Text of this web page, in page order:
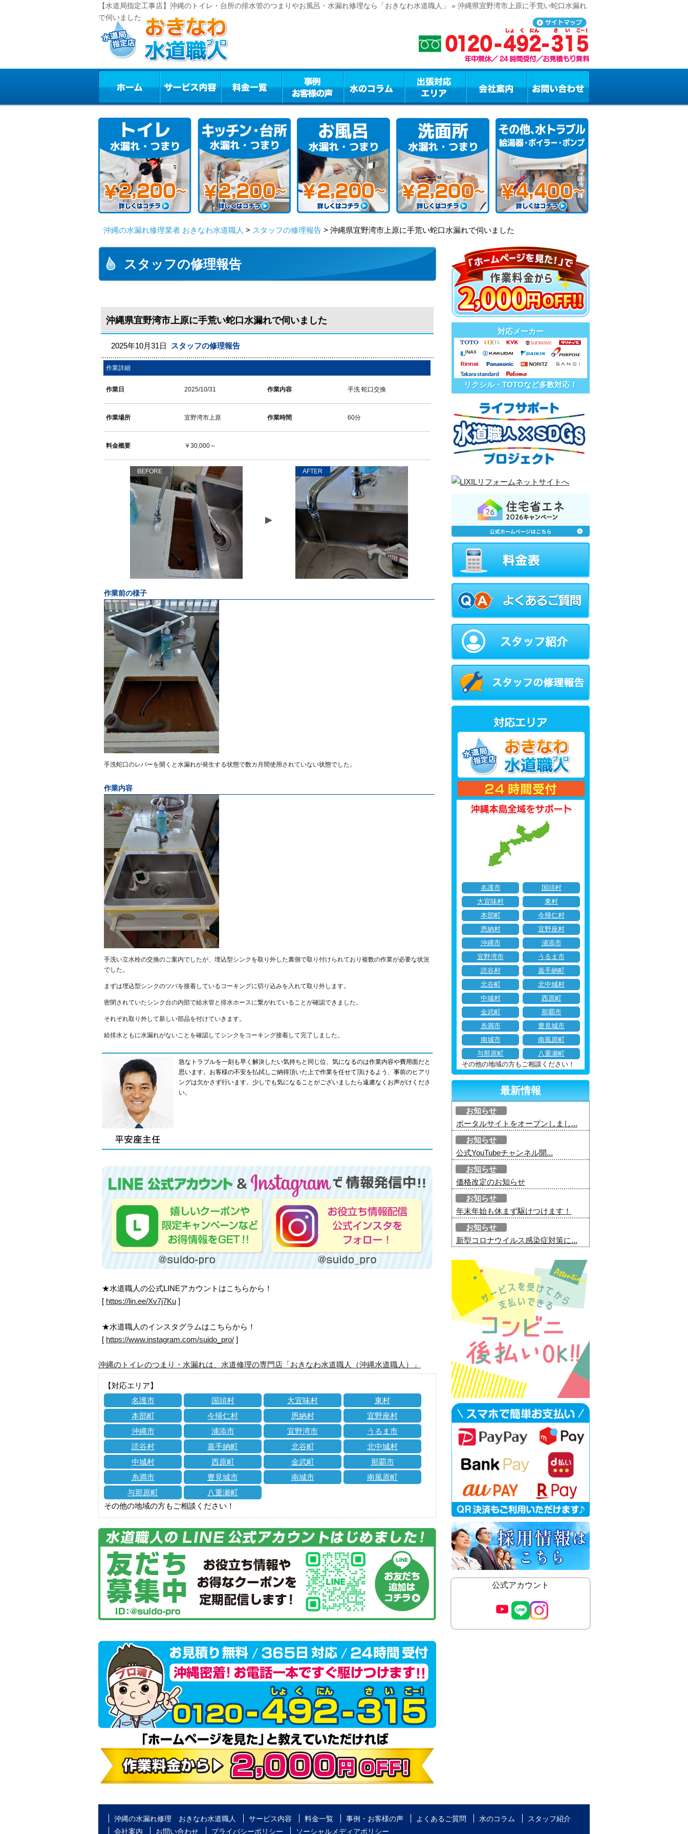
【水道局指定工事店】沖縄のトイレ・台所の排水管のつまりやお風呂・水漏れ修理なら「おきなわ水道職人」 » 沖縄県宜野湾市上原に手荒い蛇口水漏れ
で伺いました
沖縄の水漏れ修理業者 おきなわ水道職人 > スタッフの修理報告 > 沖縄県宜野湾市上原に手荒い蛇口水漏れで伺いました
スタッフの修理報告
沖縄県宜野湾市上原に手荒い蛇口水漏れで伺いました
2025年10月31日 スタッフの修理報告
作業詳細
作業日 2025/10/31 作業内容 手洗 蛇口交換
作業場所 宜野湾市上原 作業時間 60分
料金概要 ￥30,000～
BEFORE AFTER
作業前の様子
手洗蛇口のレバーを開くと水漏れが発生する状態で数カ月間使用されていない状態でした。
作業内容
手洗い立水栓の交換のご案内でしたが、埋込型シンクを取り外した裏側で取り付けられており複数の作業が必要な状況
でした。
まずは埋込型シンクのツバを接着しているコーキングに切り込みを入れて取り外します。
密閉されていたシンク台の内部で給水管と排水ホースに繋がれていることが確認できました。
それぞれ取り外して新しい部品を付けていきます。
給排水ともに水漏れがないことを確認してシンクをコーキング接着して完了しました。
急なトラブルを一刻も早く解決したい気持ちと同じ位、気になるのは作業内容や費用面だと
思います。お客様の不安を払拭しご納得頂いた上で作業を任せて頂けるよう、事前のヒアリ
ングは欠かさず行います。少しでも気になることがございましたら遠慮なくお声がけくださ
い。
★水道職人の公式LINEアカウントはこちらから！
[ https://lin.ee/Xv7j7Ku ]
★水道職人のインスタグラムはこちらから！
[ https://www.instagram.com/suido_pro/ ]
沖縄のトイレのつまり・水漏れは、水道修理の専門店「おきなわ水道職人（沖縄水道職人）」
【対応エリア】
名護市
国頭村 大宜味村
東村
本部町
今帰仁村 恩納村
宜野座村
沖縄市
浦添市 宜野湾市
うるま市
読谷村
嘉手納町 北谷町
北中城村
中城村
西原町 金武町
那覇市
糸満市
豊見城市 南城市
南風原町
与那原町
八重瀬町
その他の地域の方もご相談ください！
対応メーカー
リクシル・TOTOなど多数対応！
名護市
国頭村
大宜味村
東村
本部町
今帰仁村
恩納村
宜野座村
沖縄市
浦添市
宜野湾市
うるま市
読谷村
嘉手納町
北谷町
北中城村
中城村
西原町
金武町
那覇市
糸満市
豊見城市
南城市
南風原町
与那原町
八重瀬町
その他の地域の方もご相談ください！
最新情報
お知らせ
ポータルサイトをオープンしまし...
お知らせ
公式YouTubeチャンネル開...
お知らせ
価格改定のお知らせ
お知らせ
年末年始も休まず駆けつけます！
お知らせ
新型コロナウイルス感染症対策に...
公式アカウント
沖縄の水漏れ修理 おきなわ水道職人 サービス内容 料金一覧 事例・お客様の声 よくあるご質問 水のコラム
スタッフ紹介
会社案内
お問い合わせ プライバシーポリシー ソーシャルメディアポリシー